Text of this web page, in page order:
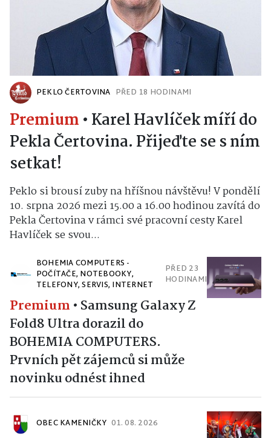
PEKLO ČERTOVINA PŘED 18 HODINAMI
Premium • Karel Havlíček míří do
Pekla Čertovina. Přijeďte se s ním
setkat!
Peklo si brousí zuby na hříšnou návštěvu! V pondělí
10. srpna 2026 mezi 15.00 a 16.00 hodinou zavítá do
Pekla Čertovina v rámci své pracovní cesty Karel
Havlíček se svou...
BOHEMIA COMPUTERS -
POČÍTAČE, NOTEBOOKY,
TELEFONY, SERVIS, INTERNET
PŘED 23
HODINAMI
Premium • Samsung Galaxy Z
Fold8 Ultra dorazil do
BOHEMIA COMPUTERS.
Prvních pět zájemců si může
novinku odnést ihned
OBEC KAMENIČKY 01. 08. 2026